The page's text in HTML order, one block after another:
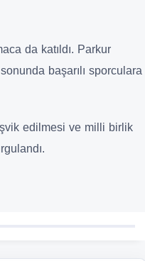
da katıldı. Parkur
başarılı sporculara
edilmesi ve milli birlik